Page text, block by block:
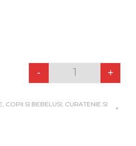
Quantity
- +
COPII SI BEBELUSI CURATENIE SI